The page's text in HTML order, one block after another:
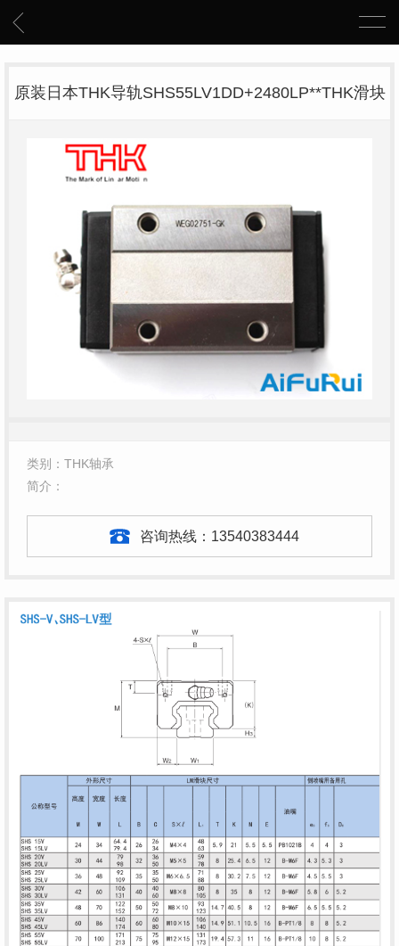
原装日本THK导轨SHS55LV1DD+2480LP**THK滑块
类别：THK轴承
简介：
咨询热线： 13540383444